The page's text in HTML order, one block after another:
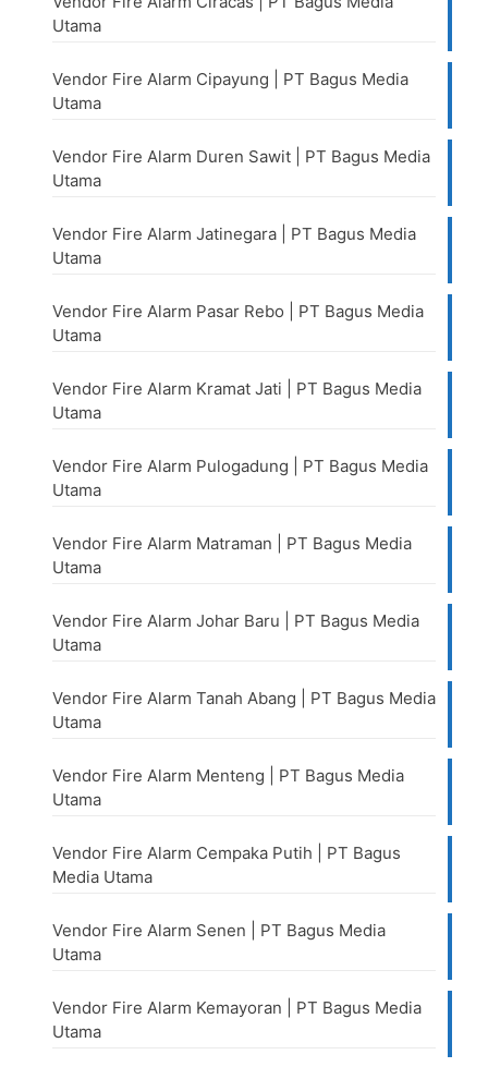
Utama
Vendor Fire Alarm Cipayung | PT Bagus Media
Utama
Vendor Fire Alarm Duren Sawit | PT Bagus Media
Utama
Vendor Fire Alarm Jatinegara | PT Bagus Media
Utama
Vendor Fire Alarm Pasar Rebo | PT Bagus Media
Utama
Vendor Fire Alarm Kramat Jati | PT Bagus Media
Utama
Vendor Fire Alarm Pulogadung | PT Bagus Media
Utama
Vendor Fire Alarm Matraman | PT Bagus Media
Utama
Vendor Fire Alarm Johar Baru | PT Bagus Media
Utama
Vendor Fire Alarm Tanah Abang | PT Bagus Media
Utama
Vendor Fire Alarm Menteng | PT Bagus Media
Utama
Vendor Fire Alarm Cempaka Putih | PT Bagus
Media Utama
Vendor Fire Alarm Senen | PT Bagus Media
Utama
Vendor Fire Alarm Kemayoran | PT Bagus Media
Utama